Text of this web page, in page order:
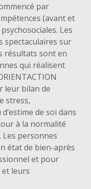
par
(avant et
Les
spectaculaires sur
résultats sont en
qui réalisent
leur bilan de
stress,
de soi dans
à la normalité
Les personnes
état de bien-après
et pour
leurs